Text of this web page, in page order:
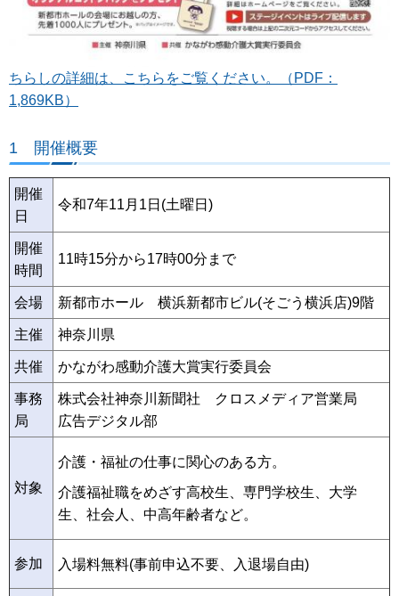
ちらしの詳細は、こちらをご覧ください。（PDF：
1,869KB）
1 開催概要
開催
日
令和7年11月1日(土曜日)
開催
時間
11時15分から17時00分まで
会場 新都市ホール 横浜新都市ビル(そごう横浜店)9階
主催 神奈川県
共催 かながわ感動介護大賞実行委員会
事務
局
株式会社神奈川新聞社 クロスメディア営業局
広告デジタル部
対象
介護・福祉の仕事に関心のある方。
介護福祉職をめざす高校生、専門学校生、大学
生、社会人、中高年齢者など。
参加 入場料無料(事前申込不要、入退場自由)